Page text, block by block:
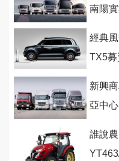
南陽
經典
TX5募
新興
亞中
誰說